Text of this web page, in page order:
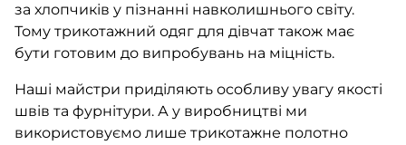
за хлопчиків у пізнанні навколишнього світу.
Тому трикотажний одяг для дівчат також має
бути готовим до випробувань на міцність.
Наші майстри приділяють особливу увагу якості
швів та фурнітури. А у виробництві ми
використовуємо лише трикотажне полотно